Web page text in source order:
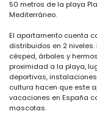
50 metros de la playa
Mediterráneo.
El apartamento cuenta
distribuidos en 2
césped, árboles y
proximidad a la playa,
deportivas,
cultura hacen que este
vacaciones en España
mascotas.